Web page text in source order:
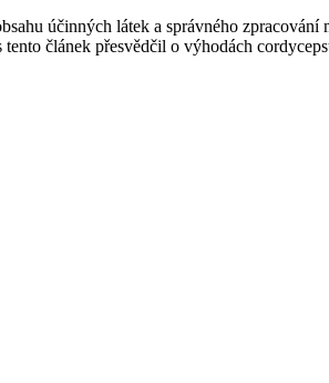
účinných látek a správného zpracování
článek přesvědčil o výhodách